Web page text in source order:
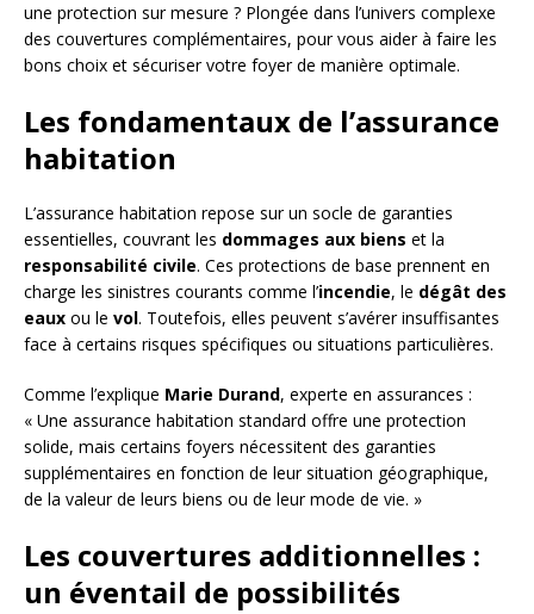
une protection sur mesure ? Plongée dans l’univers complexe
des couvertures complémentaires, pour vous aider à faire les
bons choix et sécuriser votre foyer de manière optimale.
Les fondamentaux de l’assurance
habitation
L’assurance habitation repose sur un socle de garanties
essentielles, couvrant les dommages aux biens et la
responsabilité civile. Ces protections de base prennent en
charge les sinistres courants comme l’incendie, le dégât des
eaux ou le vol. Toutefois, elles peuvent s’avérer insuffisantes
face à certains risques spécifiques ou situations particulières.
Comme l’explique Marie Durand, experte en assurances :
« Une assurance habitation standard offre une protection
solide, mais certains foyers nécessitent des garanties
supplémentaires en fonction de leur situation géographique,
de la valeur de leurs biens ou de leur mode de vie. »
Les couvertures additionnelles :
un éventail de possibilités